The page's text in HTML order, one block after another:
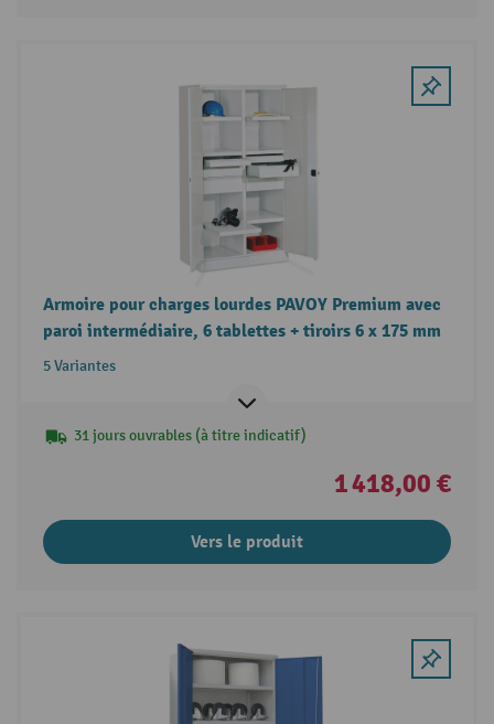
Armoire pour charges lourdes PAVOY Premium avec
paroi intermédiaire, 6 tablettes + tiroirs 6 x 175 mm
5 Variantes
31 jours ouvrables (à titre indicatif)
1 418,00 €
Vers le produit